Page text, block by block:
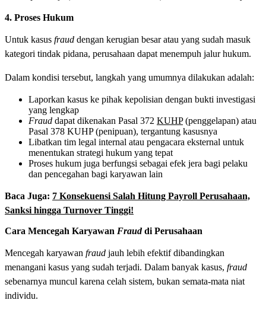
4. Proses Hukum
Untuk kasus fraud dengan kerugian besar atau yang sudah masuk
kategori tindak pidana, perusahaan dapat menempuh jalur hukum.
Dalam kondisi tersebut, langkah yang umumnya dilakukan adalah:
Laporkan kasus ke pihak kepolisian dengan bukti investigasi
yang lengkap
Fraud dapat dikenakan Pasal 372 KUHP(penggelapan) atau
Pasal 378 KUHP (penipuan), tergantung kasusnya
Libatkan tim legal internal atau pengacara eksternal untuk
menentukan strategi hukum yang tepat
Proses hukum juga berfungsi sebagai efek jera bagi pelaku
dan pencegahan bagi karyawan lain
Baca Juga: 7 Konsekuensi Salah Hitung Payroll Perusahaan,
Sanksi hingga Turnover Tinggi!
Cara Mencegah Karyawan Frauddi Perusahaan
Mencegah karyawan fraud jauh lebih efektif dibandingkan
menangani kasus yang sudah terjadi. Dalam banyak kasus, fraud
sebenarnya muncul karena celah sistem, bukan semata-mata niat
individu.